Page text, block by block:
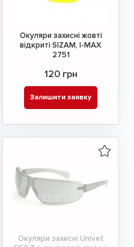
Окуляри захисні жовті
відкриті SIZAM, I-MAX
2751
120 грн
Залишити заявку
Окуляри захисні Univet